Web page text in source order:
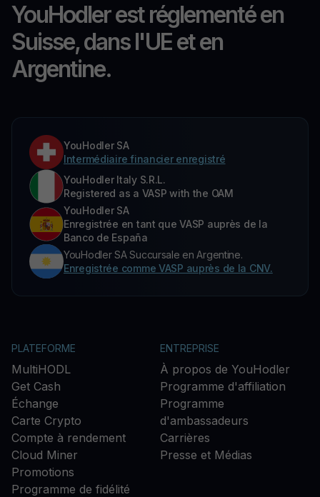
YouHodler est réglementé en
Suisse, dans l'UE et en
Argentine.
YouHodler SA
Intermédiaire financier enregistré
YouHodler Italy S.R.L.
Registered as a VASP with the OAM
YouHodler SA
Enregistrée en tant que VASP auprès de la
Banco de España
YouHodler SA Succursale en Argentine.
Enregistrée comme VASP auprès de la CNV.
PLATEFORME
MultiHODL
Get Cash
Échange
Carte Crypto
Compte à rendement
Cloud Miner
Promotions
Programme de fidélité
ENTREPRISE
À propos de YouHodler
Programme d'affiliation
Programme
d'ambassadeurs
Carrières
Presse et Médias